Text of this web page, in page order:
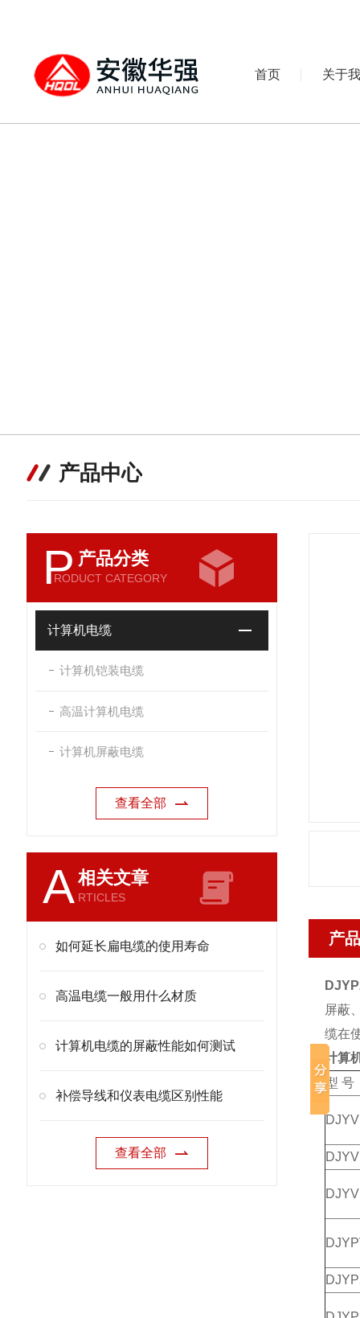
首页 关于
产品中心
P 产品分类
RODUCT CATEGORY
计算机电缆
计算机铠装电缆
高温计算机电缆
计算机屏蔽电缆
查看全部
A相关文章
RTICLES
如何延长扁电缆的使用寿命
高温电缆一般用什么材质
计算机电缆的屏蔽性能如何测试
补偿导线和仪表电缆区别性能
查看全部
产
屏蔽
缆在
计算
型 号